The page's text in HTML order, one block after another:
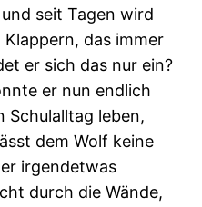
seit Tagen wird
Klappern, das immer
er sich das nur ein?
er nun endlich
Schulalltag leben,
dem Wolf keine
irgendetwas
durch die Wände,